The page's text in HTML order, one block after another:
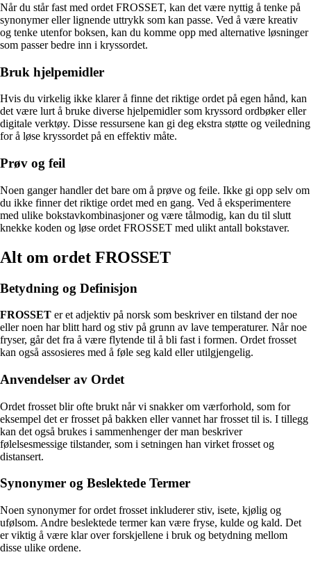
Når du står fast med ordet FROSSET, kan det være nyttig å tenke på
synonymer eller lignende uttrykk som kan passe. Ved å være kreativ
og tenke utenfor boksen, kan du komme opp med alternative løsninger
som passer bedre inn i kryssordet.
Bruk hjelpemidler
Hvis du virkelig ikke klarer å finne det riktige ordet på egen hånd, kan
det være lurt å bruke diverse hjelpemidler som kryssord ordbøker eller
digitale verktøy. Disse ressursene kan gi deg ekstra støtte og veiledning
for å løse kryssordet på en effektiv måte.
Prøv og feil
Noen ganger handler det bare om å prøve og feile. Ikke gi opp selv om
du ikke finner det riktige ordet med en gang. Ved å eksperimentere
med ulike bokstavkombinasjoner og være tålmodig, kan du til slutt
knekke koden og løse ordet FROSSET med ulikt antall bokstaver.
Alt om ordet FROSSET
Betydning og Definisjon
FROSSET er et adjektiv på norsk som beskriver en tilstand der noe
eller noen har blitt hard og stiv på grunn av lave temperaturer. Når noe
fryser, går det fra å være flytende til å bli fast i formen. Ordet frosset
kan også assosieres med å føle seg kald eller utilgjengelig.
Anvendelser av Ordet
Ordet frosset blir ofte brukt når vi snakker om værforhold, som for
eksempel det er frosset på bakken eller vannet har frosset til is. I tillegg
kan det også brukes i sammenhenger der man beskriver
følelsesmessige tilstander, som i setningen han virket frosset og
distansert.
Synonymer og Beslektede Termer
Noen synonymer for ordet frosset inkluderer stiv, isete, kjølig og
ufølsom. Andre beslektede termer kan være fryse, kulde og kald. Det
er viktig å være klar over forskjellene i bruk og betydning mellom
disse ulike ordene.